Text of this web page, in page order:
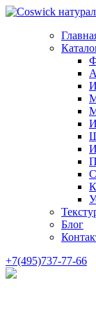
Блог
+7(495)737-77-66